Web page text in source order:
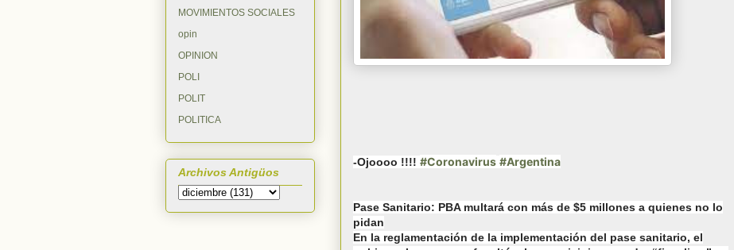
-Ojoooo !!!! #Coronavirus #Argentina
Pase Sanitario: PBA multará con más de $5 millones a quienes no lo
pidan
En la reglamentación de la implementación del pase sanitario, el
MOVIMIENTOS SOCIALES
opin
OPINION
POLI
POLIT
POLITICA
Archivos Antigüos